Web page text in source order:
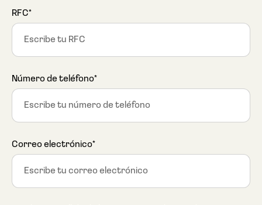
RFC*
Número de teléfono*
Correo electrónico*